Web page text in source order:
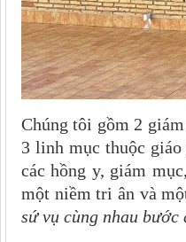
Chúng tôi gồm 2
3 linh mục thuộc
các hồng y, giám
một niềm tri ân và
sứ vụ cùng nhau